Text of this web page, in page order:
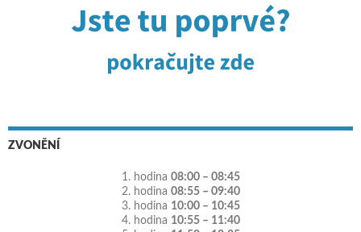
ZVONĚNÍ
1. hodina 08:00 – 08:45
2. hodina 08:55 – 09:40
3. hodina 10:00 – 10:45
4. hodina 10:55 – 11:40